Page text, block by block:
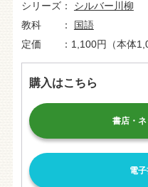
シリーズ
シルバー川柳
教科
国語
定価
1,100円（本体
購入はこちら
書店・
電